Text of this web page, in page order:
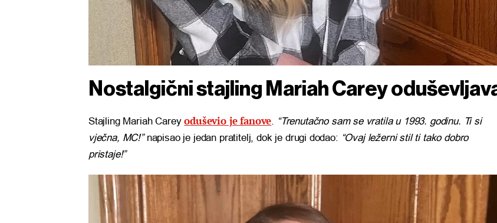
Nostalgični stajling Mariah Carey
Stajling Mariah Careyoduševio je fanove
“Trenutačno sam se vratila u 1993. godinu. Ti si
vječna, MC!”napisao je jedan pratitelj, dok je drugi dodao: “Ovaj ležerni stil ti tako dobro
pristaje!”